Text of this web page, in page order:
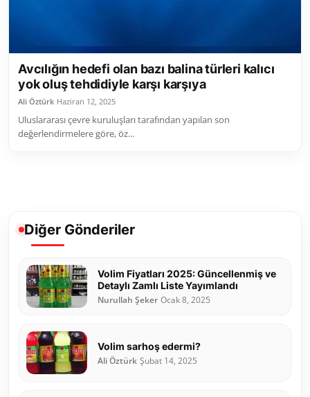
Avcılığın hedefi olan bazı balina türleri kalıcı
yok oluş tehdidiyle karşı karşıya
Ali Öztürk Haziran 12, 2025
Uluslararası çevre kuruluşları tarafından yapılan son
değerlendirmelere göre, öz...
Diğer Gönderiler
Volim Fiyatları 2025: Güncellenmiş ve
Detaylı Zamlı Liste Yayımlandı
Nurullah Şeker Ocak 8, 2025
Volim sarhoş edermi?
Ali Öztürk Şubat 14, 2025